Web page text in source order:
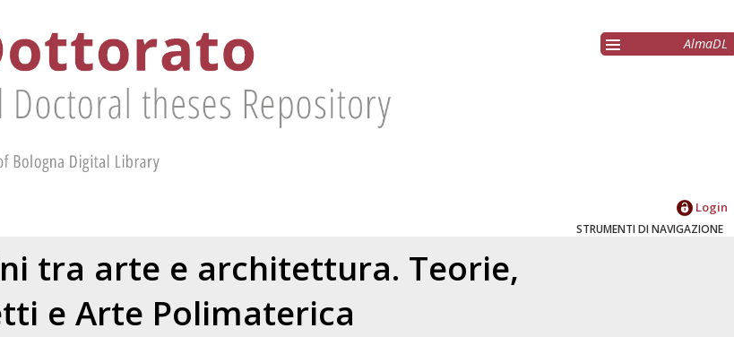
AlmaDL
Login
STRUMENTI DI NAVIGAZIONE
tra arte e architettura. Teorie,
e Arte Polimaterica